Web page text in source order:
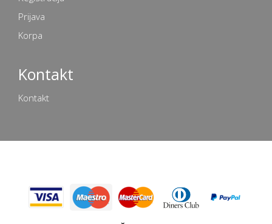
Prijava
Korpa
Kontakt
Kontakt